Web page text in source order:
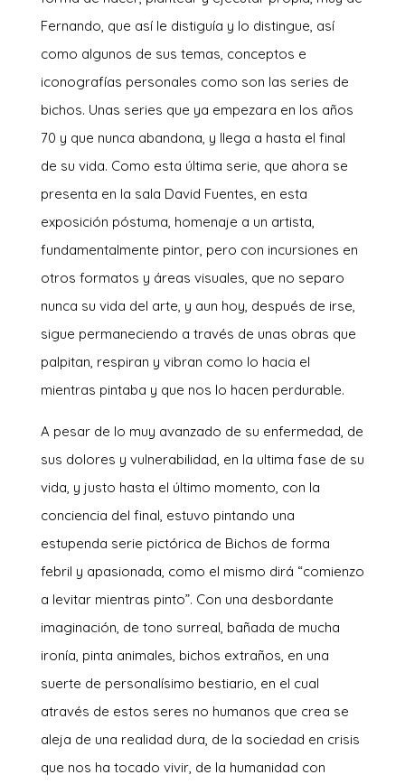
Fernando, que así le distiguía y lo distingue, así
como algunos de sus temas, conceptos e
iconografías personales como son las series de
bichos. Unas series que ya empezara en los años
70 y que nunca abandona, y llega a hasta el final
de su vida. Como esta última serie, que ahora se
presenta en la sala David Fuentes, en esta
exposición póstuma, homenaje a un artista,
fundamentalmente pintor, pero con incursiones en
otros formatos y áreas visuales, que no separo
nunca su vida del arte, y aun hoy, después de irse,
sigue permaneciendo a través de unas obras que
palpitan, respiran y vibran como lo hacia el
mientras pintaba y que nos lo hacen perdurable.
A pesar de lo muy avanzado de su enfermedad, de
sus dolores y vulnerabilidad, en la ultima fase de su
vida, y justo hasta el último momento, con la
conciencia del final, estuvo pintando una
estupenda serie pictórica de Bichos de forma
febril y apasionada, como el mismo dirá “comienzo
a levitar mientras pinto”. Con una desbordante
imaginación, de tono surreal, bañada de mucha
ironía, pinta animales, bichos extraños, en una
suerte de personalísimo bestiario, en el cual
através de estos seres no humanos que crea se
aleja de una realidad dura, de la sociedad en crisis
que nos ha tocado vivir, de la humanidad con